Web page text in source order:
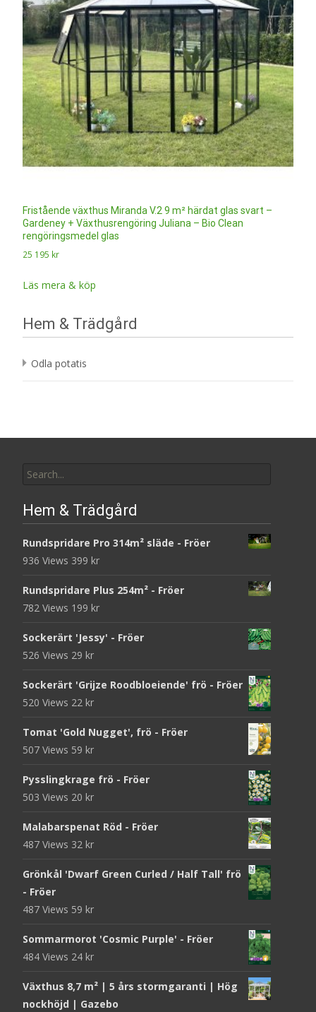
Fristående växthus Miranda V.2 9 m² härdat glas svart –
Gardeney + Växthusrengöring Juliana – Bio Clean
rengöringsmedel glas
25 195 kr
Läs mera & köp
Hem & Trädgård
Odla potatis
for:
Hem & Trädgård
Rundspridare Pro 314m² släde - Fröer
936 Views 399 kr
Rundspridare Plus 254m² - Fröer
782 Views 199 kr
Sockerärt 'Jessy' - Fröer
526 Views 29 kr
Sockerärt 'Grijze Roodbloeiende' frö - Fröer
520 Views 22 kr
Tomat 'Gold Nugget', frö - Fröer
507 Views 59 kr
Pysslingkrage frö - Fröer
503 Views 20 kr
Malabarspenat Röd - Fröer
487 Views 32 kr
Grönkål 'Dwarf Green Curled / Half Tall' frö
- Fröer
487 Views 59 kr
Sommarmorot 'Cosmic Purple' - Fröer
484 Views 24 kr
Växthus 8,7 m² | 5 års stormgaranti | Hög
nockhöjd | Gazebo